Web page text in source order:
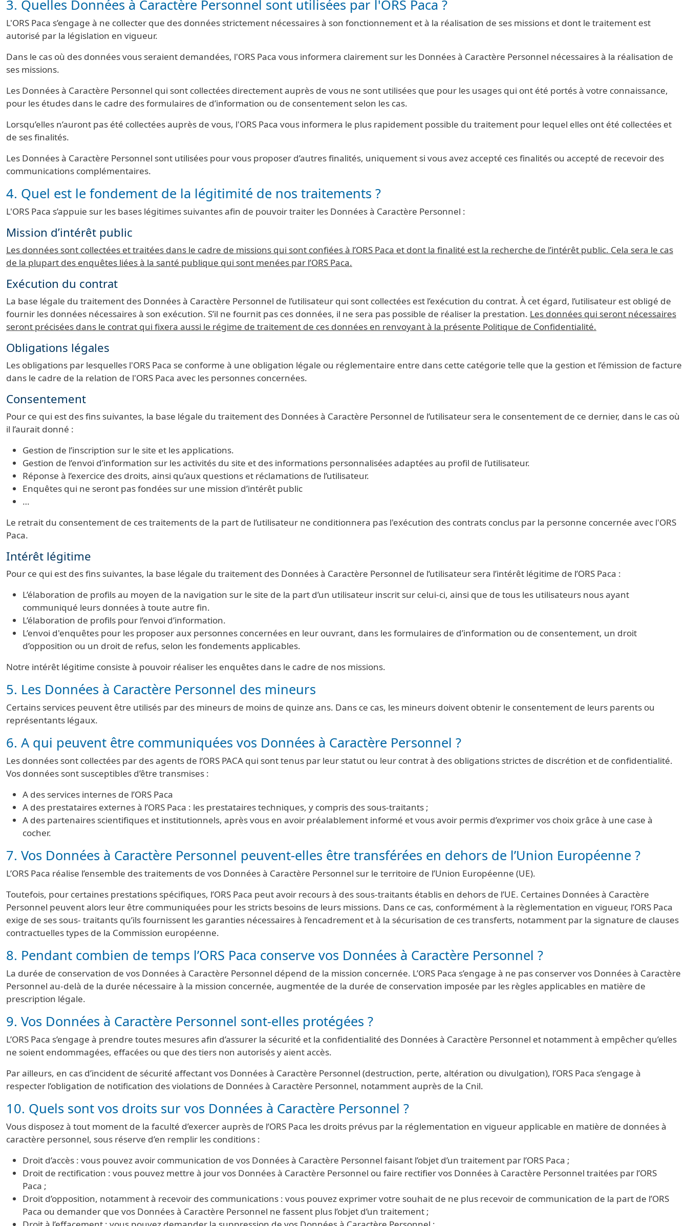
3. Quelles Données à Caractère Personnel sont utilisées par l'ORS Paca ?
L'ORS Paca s’engage à ne collecter que des données strictement nécessaires à son fonctionnement et à la réalisation de ses missions et dont le traitement est
autorisé par la législation en vigueur.
Dans le cas où des données vous seraient demandées, l'ORS Paca vous informera clairement sur les Données à Caractère Personnel nécessaires à la réalisation de
ses missions.
Les Données à Caractère Personnel qui sont collectées directement auprès de vous ne sont utilisées que pour les usages qui ont été portés à votre connaissance,
pour les études dans le cadre des formulaires de d’information ou de consentement selon les cas.
Lorsqu’elles n’auront pas été collectées auprès de vous, l'ORS Paca vous informera le plus rapidement possible du traitement pour lequel elles ont été collectées et
de ses finalités.
Les Données à Caractère Personnel sont utilisées pour vous proposer d’autres finalités, uniquement si vous avez accepté ces finalités ou accepté de recevoir des
communications complémentaires.
4. Quel est le fondement de la légitimité de nos traitements ?
L'ORS Paca s’appuie sur les bases légitimes suivantes afin de pouvoir traiter les Données à Caractère Personnel :
Mission d’intérêt public
Les données sont collectées et traitées dans le cadre de missions qui sont confiées à l’ORS Paca et dont la finalité est la recherche de l’intérêt public. Cela sera le cas
de la plupart des enquêtes liées à la santé publique qui sont menées par l’ORS Paca.
Exécution du contrat
La base légale du traitement des Données à Caractère Personnel de l’utilisateur qui sont collectées est l’exécution du contrat. À cet égard, l’utilisateur est obligé de
fournir les données nécessaires à son exécution. S’il ne fournit pas ces données, il ne sera pas possible de réaliser la prestation. Les données qui seront nécessaires
seront précisées dans le contrat qui fixera aussi le régime de traitement de ces données en renvoyant à la présente Politique de Confidentialité.
Obligations légales
Les obligations par lesquelles l'ORS Paca se conforme à une obligation légale ou réglementaire entre dans cette catégorie telle que la gestion et l’émission de facture
dans le cadre de la relation de l'ORS Paca avec les personnes concernées.
Consentement
Pour ce qui est des fins suivantes, la base légale du traitement des Données à Caractère Personnel de l’utilisateur sera le consentement de ce dernier, dans le cas où
il l’aurait donné :
Gestion de l’inscription sur le site et les applications.
Gestion de l’envoi d’information sur les activités du site et des informations personnalisées adaptées au profil de l’utilisateur.
Réponse à l’exercice des droits, ainsi qu’aux questions et réclamations de l’utilisateur.
Enquêtes qui ne seront pas fondées sur une mission d’intérêt public
…
Le retrait du consentement de ces traitements de la part de l’utilisateur ne conditionnera pas l'exécution des contrats conclus par la personne concernée avec l'ORS
Paca.
Intérêt légitime
Pour ce qui est des fins suivantes, la base légale du traitement des Données à Caractère Personnel de l’utilisateur sera l’intérêt légitime de l’ORS Paca :
L’élaboration de profils au moyen de la navigation sur le site de la part d’un utilisateur inscrit sur celui-ci, ainsi que de tous les utilisateurs nous ayant
communiqué leurs données à toute autre fin.
L’élaboration de profils pour l’envoi d’information.
L’envoi d'enquêtes pour les proposer aux personnes concernées en leur ouvrant, dans les formulaires de d’information ou de consentement, un droit
d’opposition ou un droit de refus, selon les fondements applicables.
Notre intérêt légitime consiste à pouvoir réaliser les enquêtes dans le cadre de nos missions.
5. Les Données à Caractère Personnel des mineurs
Certains services peuvent être utilisés par des mineurs de moins de quinze ans. Dans ce cas, les mineurs doivent obtenir le consentement de leurs parents ou
représentants légaux.
6. A qui peuvent être communiquées vos Données à Caractère Personnel ?
Les données sont collectées par des agents de l’ORS PACA qui sont tenus par leur statut ou leur contrat à des obligations strictes de discrétion et de confidentialité.
Vos données sont susceptibles d’être transmises :
A des services internes de l’ORS Paca
A des prestataires externes à l’ORS Paca : les prestataires techniques, y compris des sous-traitants ;
A des partenaires scientifiques et institutionnels, après vous en avoir préalablement informé et vous avoir permis d’exprimer vos choix grâce à une case à
cocher.
7. Vos Données à Caractère Personnel peuvent-elles être transférées en dehors de l’Union Européenne ?
L’ORS Paca réalise l’ensemble des traitements de vos Données à Caractère Personnel sur le territoire de l’Union Européenne (UE).
Toutefois, pour certaines prestations spécifiques, l’ORS Paca peut avoir recours à des sous-traitants établis en dehors de l’UE. Certaines Données à Caractère
Personnel peuvent alors leur être communiquées pour les stricts besoins de leurs missions. Dans ce cas, conformément à la règlementation en vigueur, l’ORS Paca
exige de ses sous- traitants qu’ils fournissent les garanties nécessaires à l’encadrement et à la sécurisation de ces transferts, notamment par la signature de clauses
contractuelles types de la Commission européenne.
8. Pendant combien de temps l’ORS Paca conserve vos Données à Caractère Personnel ?
La durée de conservation de vos Données à Caractère Personnel dépend de la mission concernée. L’ORS Paca s’engage à ne pas conserver vos Données à Caractère
Personnel au-delà de la durée nécessaire à la mission concernée, augmentée de la durée de conservation imposée par les règles applicables en matière de
prescription légale.
9. Vos Données à Caractère Personnel sont-elles protégées ?
L’ORS Paca s’engage à prendre toutes mesures afin d’assurer la sécurité et la confidentialité des Données à Caractère Personnel et notamment à empêcher qu’elles
ne soient endommagées, effacées ou que des tiers non autorisés y aient accès.
Par ailleurs, en cas d’incident de sécurité affectant vos Données à Caractère Personnel (destruction, perte, altération ou divulgation), l’ORS Paca s’engage à
respecter l’obligation de notification des violations de Données à Caractère Personnel, notamment auprès de la Cnil.
10. Quels sont vos droits sur vos Données à Caractère Personnel ?
Vous disposez à tout moment de la faculté d’exercer auprès de l’ORS Paca les droits prévus par la réglementation en vigueur applicable en matière de données à
caractère personnel, sous réserve d’en remplir les conditions :
Droit d’accès : vous pouvez avoir communication de vos Données à Caractère Personnel faisant l’objet d’un traitement par l’ORS Paca ;
Droit de rectification : vous pouvez mettre à jour vos Données à Caractère Personnel ou faire rectifier vos Données à Caractère Personnel traitées par l’ORS
Paca ;
Droit d’opposition, notamment à recevoir des communications : vous pouvez exprimer votre souhait de ne plus recevoir de communication de la part de l’ORS
Paca ou demander que vos Données à Caractère Personnel ne fassent plus l’objet d’un traitement ;